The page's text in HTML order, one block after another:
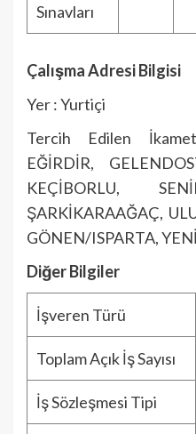
Sınavları
Çalışma Adresi Bilgisi
Yer : Yurtiçi
Tercih Edilen
EĞİRDİR,
KEÇİBORLU,
ŞARKİKARAAĞAÇ,
GÖNEN/ISPARTA,
Diğer Bilgiler
İşveren Türü
Toplam Açık İş Sayısı
İş Sözleşmesi Tipi